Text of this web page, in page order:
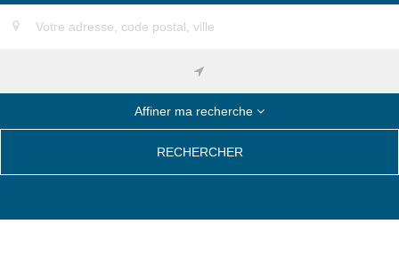
Affiner ma recherche
RECHERCHER